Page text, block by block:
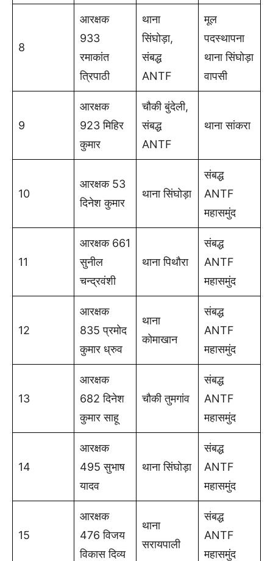
8
आरक्षक
933
रमाकांत
त्रिपाठी
थाना
सिंघोड़ा,
संबद्ध
ANTF
मूल
पदस्थापना
थाना सिंघोड़ा
वापसी
9
आरक्षक
923 मिहिर
कुमार
चौकी बुंदेली,
संबद्ध
ANTF
थाना सांकरा
10
आरक्षक 53
दिनेश कुमार
थाना सिंघोड़ा
संबद्ध
ANTF
महासमुंद
11
आरक्षक 661
सुनील
चन्द्रवंशी
थाना पिथौरा
संबद्ध
ANTF
महासमुंद
12
आरक्षक
835 प्रमोद
कुमार ध्रुव
थाना
कोमाखान
संबद्ध
ANTF
महासमुंद
13
आरक्षक
682 दिनेश
कुमार साहू
चौकी तुमगांव
संबद्ध
ANTF
महासमुंद
14
आरक्षक
495 सुभाष
यादव
थाना सिंघोड़ा
संबद्ध
ANTF
महासमुंद
15
आरक्षक
476 विजय
विकास दिव्य
थाना
सरायपाली
संबद्ध
ANTF
महासमुंद